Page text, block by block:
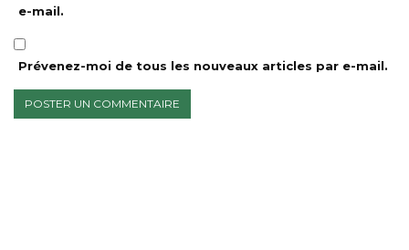
e-mail.
Prévenez-moi de tous les nouveaux articles par e-mail.